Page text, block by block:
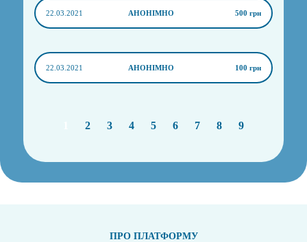
22.03.2021 АНОНІМНО 500 грн
22.03.2021 АНОНІМНО 100 грн
2 3 4 5 6 7 8 9
ПРО ПЛАТФОРМУ